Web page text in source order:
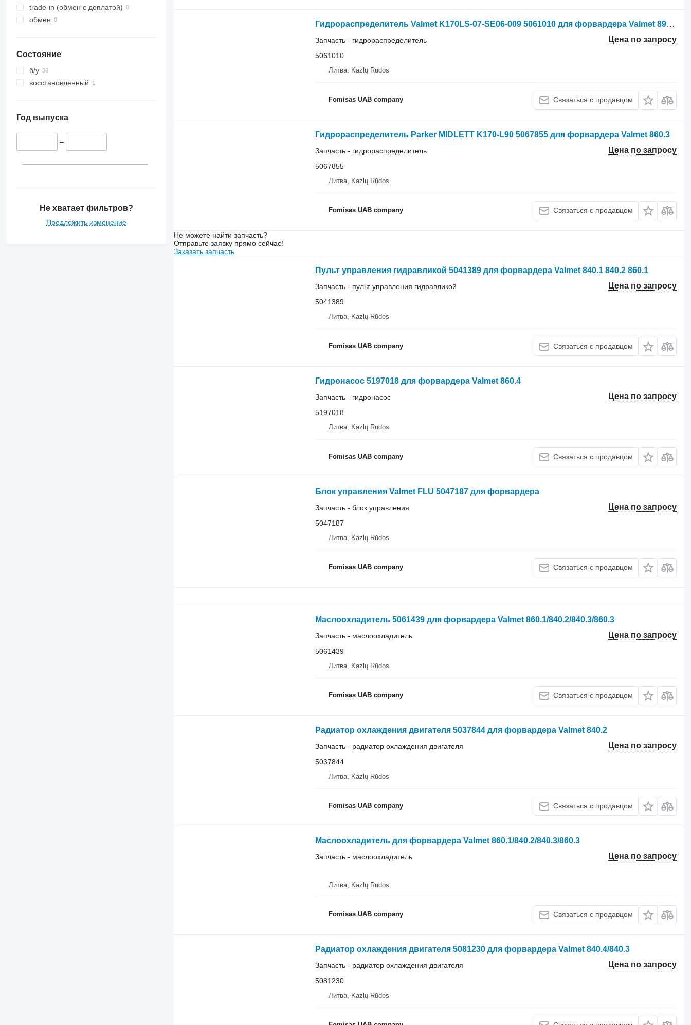
trade-in (обмен с доплатой)
обмен
Состояние
б/у
восстановленный
Год выпуска
–
Не хватает фильтров?
Предложить изменение
Гидрораспределитель Valmet K170LS-07-SE06-009 5061010 для форвардера Valmet 890.2 890.3
Цена по запросу
Запчасть - гидрораспределитель
5061010
Литва, Kazlų Rūdos
Fomisas UAB company Связаться с продавцом
Гидрораспределитель Parker MIDLETT K170-L90 5067855 для форвардера Valmet 860.3
Цена по запросу
Запчасть - гидрораспределитель
5067855
Литва, Kazlų Rūdos
Fomisas UAB company Связаться с продавцом
Не можете найти запчасть?
Отправьте заявку прямо сейчас!
Заказать запчасть
Пульт управления гидравликой 5041389 для форвардера Valmet 840.1 840.2 860.1
Цена по запросу
Запчасть - пульт управления гидравликой
5041389
Литва, Kazlų Rūdos
Fomisas UAB company Связаться с продавцом
Гидронасос 5197018 для форвардера Valmet 860.4
Цена по запросу
Запчасть - гидронасос
5197018
Литва, Kazlų Rūdos
Fomisas UAB company Связаться с продавцом
Блок управления Valmet FLU 5047187 для форвардера
Цена по запросу
Запчасть - блок управления
5047187
Литва, Kazlų Rūdos
Fomisas UAB company Связаться с продавцом
Маслоохладитель 5061439 для форвардера Valmet 860.1/840.2/840.3/860.3
Цена по запросу
Запчасть - маслоохладитель
5061439
Литва, Kazlų Rūdos
Fomisas UAB company Связаться с продавцом
Радиатор охлаждения двигателя 5037844 для форвардера Valmet 840.2
Цена по запросу
Запчасть - радиатор охлаждения двигателя
5037844
Литва, Kazlų Rūdos
Fomisas UAB company Связаться с продавцом
Маслоохладитель для форвардера Valmet 860.1/840.2/840.3/860.3
Цена по запросу
Запчасть - маслоохладитель
Литва, Kazlų Rūdos
Fomisas UAB company Связаться с продавцом
Радиатор охлаждения двигателя 5081230 для форвардера Valmet 840.4/840.3
Цена по запросу
Запчасть - радиатор охлаждения двигателя
5081230
Литва, Kazlų Rūdos